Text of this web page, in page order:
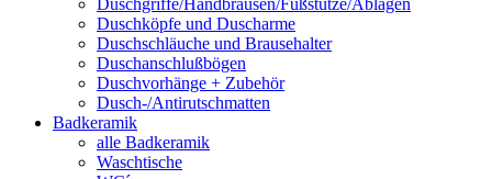
Duschgriffe/Handbrausen/Fußstütze/Ablagen
Duschköpfe und Duscharme
Duschschläuche und Brausehalter
Duschanschlußbögen
Duschvorhänge + Zubehör
Dusch-/Antirutschmatten
Badkeramik
alle Badkeramik
Waschtische